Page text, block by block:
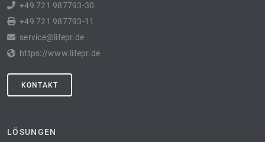
+49 721 987793-30
+49 721 987793-11
service@lifepr.de
https://www.lifepr.de
KONTAKT
LÖSUNGEN